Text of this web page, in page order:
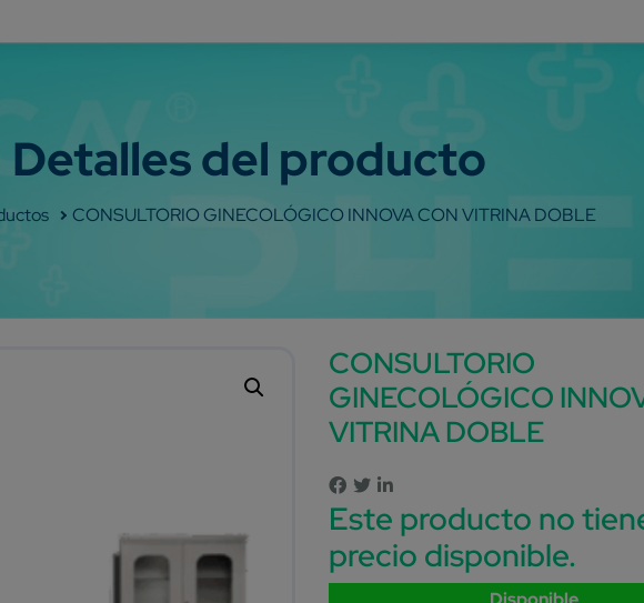
CONSULTORIO GINECOLÓGICO INNOVA CON VITRINA DOBLE
CONSULTORIO
GINECOLÓGICO
VITRINA DOBLE
Este producto no
precio disponible.